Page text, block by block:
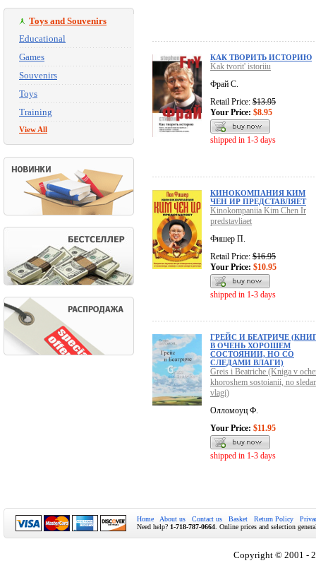
Toys and Souvenirs
Educational
Games
Souvenirs
Toys
Training
View All
КАК ТВОРИТЬ ИСТОРИЮ
Kak tvorit' istoriiu
Фрай С.
Retail Price: $13.95
Your Price: $8.95
shipped in 1-3 days
КИНОКОМПАНИЯ КИМ
ЧЕН ИР ПРЕДСТАВЛЯЕТ
Kinokompaniia Kim Chen Ir
predstavliaet
Фишер П.
Retail Price: $16.95
Your Price: $10.95
shipped in 1-3 days
ГРЕЙС И БЕАТРИЧЕ
В ОЧЕНЬ ХОРОШЕМ
СОСТОЯНИИ, НО СО
СЛЕДАМИ ВЛАГИ)
Greis i Beatriche (Kniga v
khoroshem sostoianii, no
vlagi)
Олломоуц Ф.
Your Price: $11.95
shipped in 1-3 days
Home About us Contact us Basket Return Policy
Need help? 1-718-787-0664 . Online prices and selection
Copyright © 2001 -